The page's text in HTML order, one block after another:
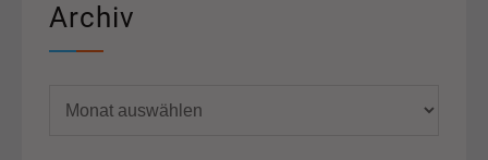
Archiv